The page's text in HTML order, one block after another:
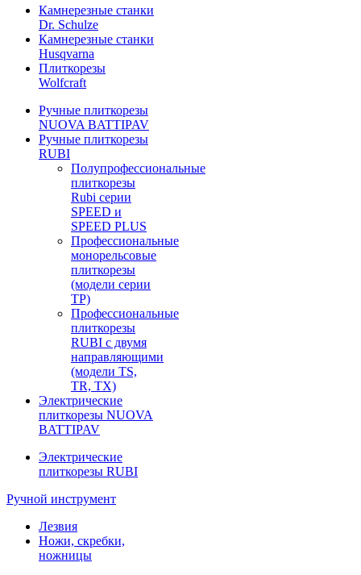
Камнерезные станки
Dr. Schulze
Камнерезные станки
Husqvarna
Плиткорезы
Wolfcraft
Ручные плиткорезы
NUOVA BATTIPAV
Ручные плиткорезы
RUBI
Полупрофессиональные
плиткорезы
Rubi серии
SPEED и
SPEED PLUS
Профессиональные
монорельсовые
плиткорезы
(модели серии
TP)
Профессиональные
плиткорезы
RUBI с двумя
направляющими
(модели TS,
TR, TX)
Электрические
плиткорезы NUOVA
BATTIPAV
Электрические
плиткорезы RUBI
Ручной инструмент
Лезвия
Ножи, скребки,
ножницы